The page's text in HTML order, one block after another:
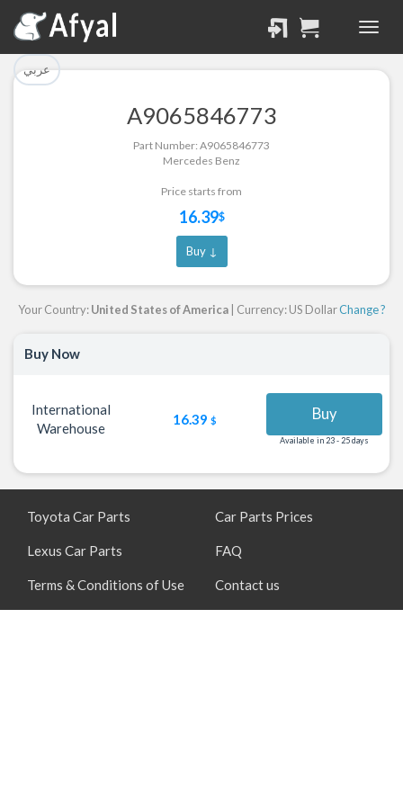
عربي
A9065846773
Part Number: A9065846773
Mercedes Benz
Price starts from
16.39$
Buy ↓
Your Country:United States of America| Currency: US DollarChange ?
Buy Now
International
Warehouse
16.39 $ Buy
Available in 23 - 25 days
تم إضافة القطعة بنجاح.
Part Successfully
Selected
تم إضافة القطعة للسلة
بنجاح.
Part Added to Cart
Toyota Car Parts
Lexus Car Parts
Terms & Conditions of Use
Car Parts Prices
FAQ
Contact us